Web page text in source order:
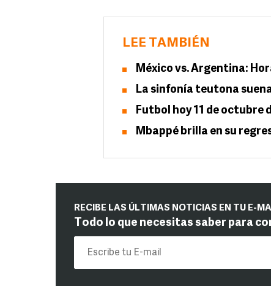
LEE TAMBIÉN
México vs. Argentina:
La sinfonía teutona
Futbol hoy 11 de octubre
Mbappé brilla en su
RECIBE LAS ÚLTIMAS NOTICIAS EN TU E-
Todo lo que necesitas saber para